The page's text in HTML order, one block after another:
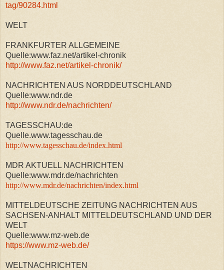
tag/90284.html
WELT
FRANKFURTER ALLGEMEINE
Quelle:www.faz.net/artikel-chronik
http://www.faz.net/artikel-chronik/
NACHRICHTEN AUS NORDDEUTSCHLAND
Quelle:www.ndr.de
http://www.ndr.de/nachrichten/
TAGESSCHAU:de
Quelle.www.tagesschau.de
http://www.tagesschau.de/index.html
MDR AKTUELL NACHRICHTEN
Quelle:www.mdr.de/nachrichten
http://www.mdr.de/nachrichten/index.html
MITTELDEUTSCHE ZEITUNG NACHRICHTEN AUS
SACHSEN-ANHALT MITTELDEUTSCHLAND UND DER
WELT
Quelle:www.mz-web.de
https://www.mz-web.de/
WELTNACHRICHTEN